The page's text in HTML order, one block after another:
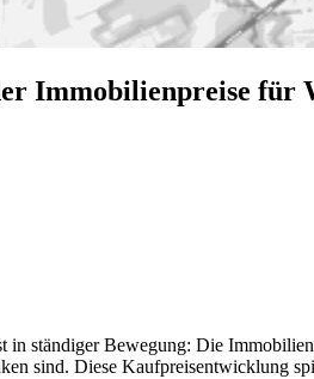
Immobilienpreise für
ständiger Bewegung: Die
sind. Diese Kaufpreisentwicklung